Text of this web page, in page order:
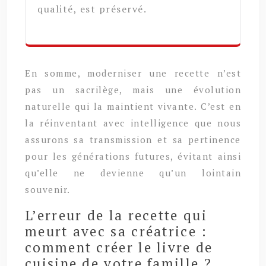
qualité, est préservé.
En somme, moderniser une recette n’est
pas un sacrilège, mais une évolution
naturelle qui la maintient vivante. C’est en
la réinventant avec intelligence que nous
assurons sa transmission et sa pertinence
pour les générations futures, évitant ainsi
qu’elle ne devienne qu’un lointain
souvenir.
L’erreur de la recette qui
meurt avec sa créatrice :
comment créer le livre de